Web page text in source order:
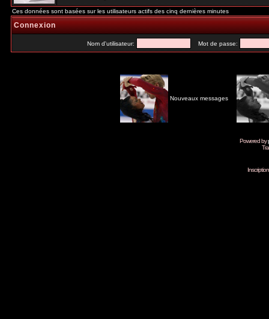
Ces données sont basées sur les utilisateurs actifs des cinq dernières minutes
Connexion
Nom d'utilisateur: Mot de passe:
Nouveaux messages
Powered by